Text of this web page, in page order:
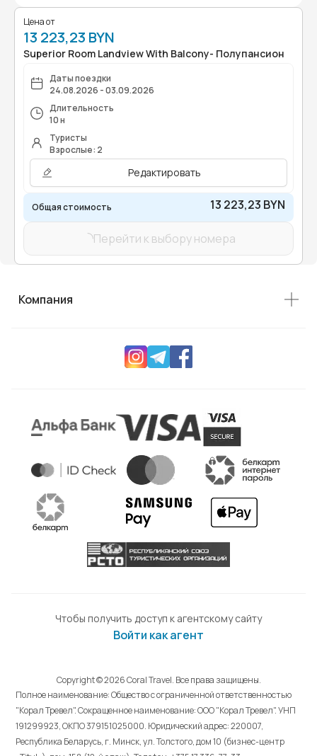
Цена от
13 223,23 BYN
Superior Room Landview With Balcony- Полупансион
Даты поездки
24.08.2026 - 03.09.2026
Длительность
10 н
Туристы
Взрослые: 2
Редактировать
Общая стоимость 13 223,23 BYN
Перейти к выбору номера
Компания
Чтобы получить доступ к агентскому сайту
Войти как агент
Copyright © 2026 Coral Travel. Все права защищены.
Полное наименование: Общество с ограниченной ответственностью
"Корал Тревел". Сокращенное наименование: ООО "Корал Тревел". УНП
191299923, ОКПО 379151025000. Юридический адрес: 220007,
Республика Беларусь, г. Минск, ул. Толстого, дом 10 (бизнес-центр